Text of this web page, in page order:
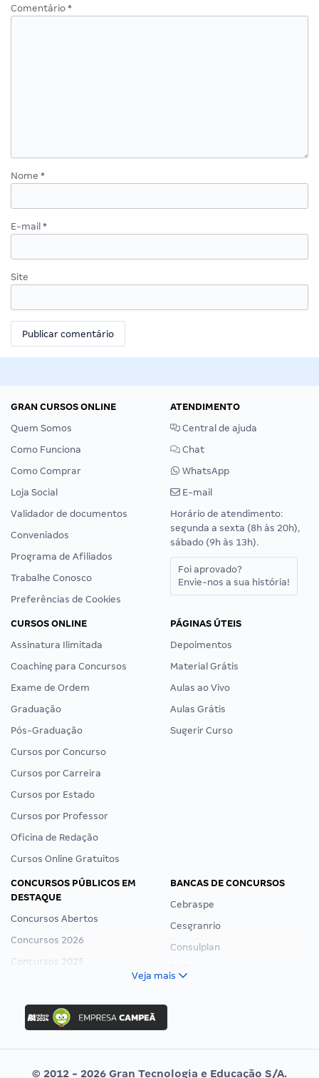
Comentário *
Nome *
E-mail *
Site
GRAN CURSOS ONLINE
Quem Somos
Como Funciona
Como Comprar
Loja Social
Validador de documentos
Conveniados
Programa de Afiliados
Trabalhe Conosco
Preferências de Cookies
ATENDIMENTO
Central de ajuda
Chat
WhatsApp
E-mail
Horário de atendimento:
segunda a sexta (8h às 20h),
sábado (9h às 13h).
Foi aprovado?
Envie-nos a sua história!
CURSOS ONLINE
Assinatura Ilimitada
Coaching para Concursos
Exame de Ordem
Graduação
Pós-Graduação
Cursos por Concurso
Cursos por Carreira
Cursos por Estado
Cursos por Professor
Oficina de Redação
Cursos Online Gratuitos
PÁGINAS ÚTEIS
Depoimentos
Material Grátis
Aulas ao Vivo
Aulas Grátis
Sugerir Curso
CONCURSOS PÚBLICOS EM
DESTAQUE
Concursos Abertos
Concursos 2026
Concursos 2025
Concurso Ibama
Concurso MPU
Editais publicados
BANCAS DE CONCURSOS
Cebraspe
Cesgranrio
Consulplan
Vunesp
Veja mais
© 2012 - 2026 Gran Tecnologia e Educação S/A.